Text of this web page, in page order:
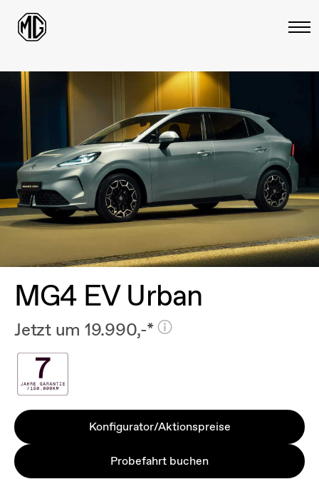
MG4 EV Urban
Jetzt um 19.990,-*
Konfigurator/Aktionspreise
Probefahrt buchen